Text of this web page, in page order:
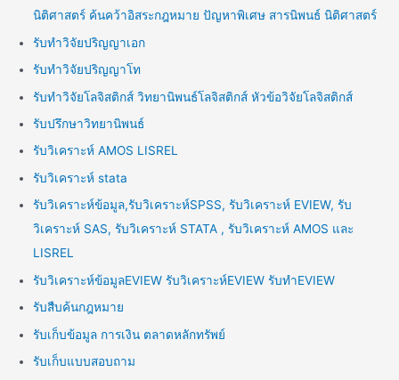
นิติศาสตร์ ค้นคว้าอิสระกฎหมาย ปัญหาพิเศษ สารนิพนธ์ นิติศาสตร์
รับทำวิจัยปริญญาเอก
รับทำวิจัยปริญญาโท
รับทำวิจัยโลจิสติกส์ วิทยานิพนธ์โลจิสติกส์ หัวข้อวิจัยโลจิสติกส์
รับปรึกษาวิทยานิพนธ์
รับวิเคราะห์ AMOS LISREL
รับวิเคราะห์ stata
รับวิเคราะห์ข้อมูล,รับวิเคราะห์SPSS, รับวิเคราะห์ EVIEW, รับ
วิเคราะห์ SAS, รับวิเคราะห์ STATA , รับวิเคราะห์ AMOS และ
LISREL
รับวิเคราะห์ข้อมูลEVIEW รับวิเคราะห์EVIEW รับทำEVIEW
รับสืบค้นกฎหมาย
รับเก็บข้อมูล การเงิน ตลาดหลักทรัพย์
รับเก็บแบบสอบถาม